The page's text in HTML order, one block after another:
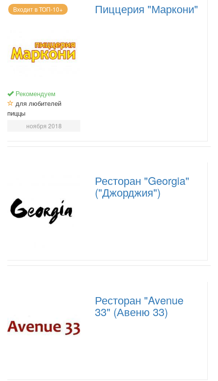
Входит в ТОП-10+
Рекомендуем
для любителей
пиццы
ноября 2018
Пиццерия "Маркони"
Ресторан "Georgia"
("Джорджия")
Ресторан "Avenue
33" (Авеню 33)